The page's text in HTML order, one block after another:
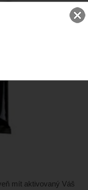
mít aktivovaný Váš